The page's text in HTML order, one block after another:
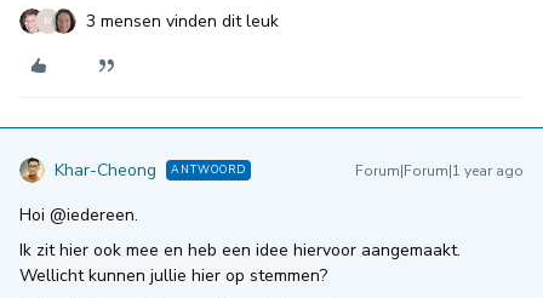
M 3 mensen vinden dit leuk
Khar-Cheong ANTWOORD Forum|Forum|1 year ago
Hoi ​@iedereen.
Ik zit hier ook mee en heb een idee hiervoor aangemaakt.
Wellicht kunnen jullie hier op stemmen?